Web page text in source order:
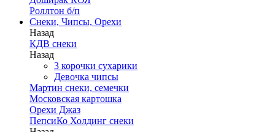
Роллтон б/п
Снеки, Чипсы, Орехи
Назад
КДВ снеки
Назад
3 корочки сухарики
Девочка чипсы
Мартин снеки, семечки
Московская картошка
Орехи Джаз
ПепсиКо Холдинг снеки